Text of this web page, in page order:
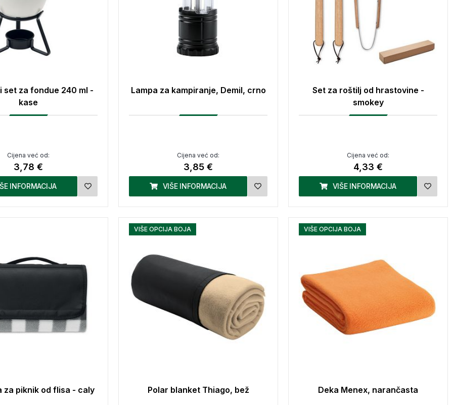
set za fondue 240 ml -
kase
Cijena već od:
3,78 €
INFORMACIJA
Lampa za kampiranje, Demil, crno
Cijena već od:
3,85 €
VIŠE INFORMACIJA
Set za roštilj od hrastovine -
smokey
Cijena već od:
4,33 €
VIŠE INFORMACIJA
za piknik od flisa - caly
VIŠE OPCIJA BOJA
Polar blanket Thiago, bež
VIŠE OPCIJA BOJA
Deka Menex, narančasta